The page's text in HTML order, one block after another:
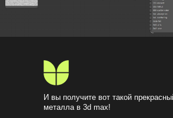
И вы получите вот такой
металла в 3d max!
Публичная оферта
Согласие на получение информационной и рекламной рассылки
Лицензия на обоснование образовательной деятельности
Политика обработки персональных данных